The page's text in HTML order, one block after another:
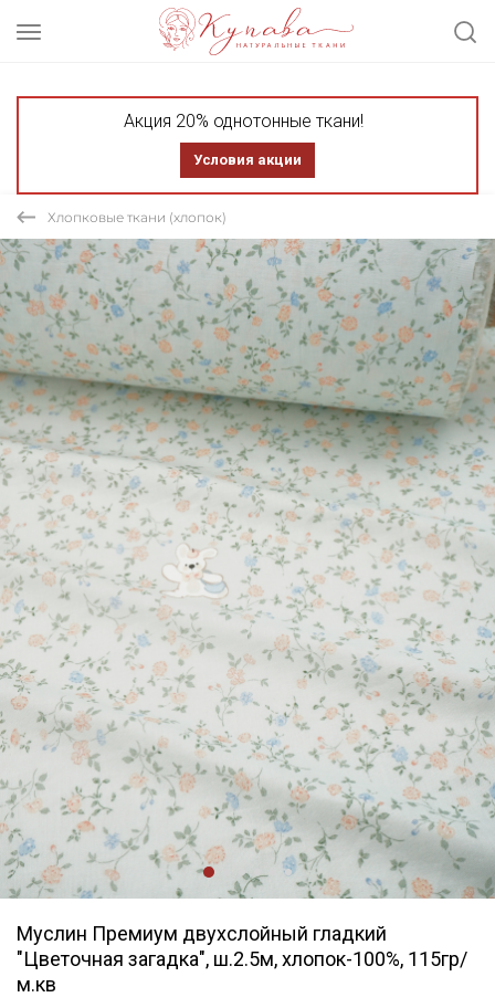
Акция 20% однотонные ткани!
Условия акции
Хлопковые ткани (хлопок)
Муслин Премиум двухслойный гладкий
"Цветочная загадка", ш.2.5м, хлопок-100%, 115гр/
м.кв